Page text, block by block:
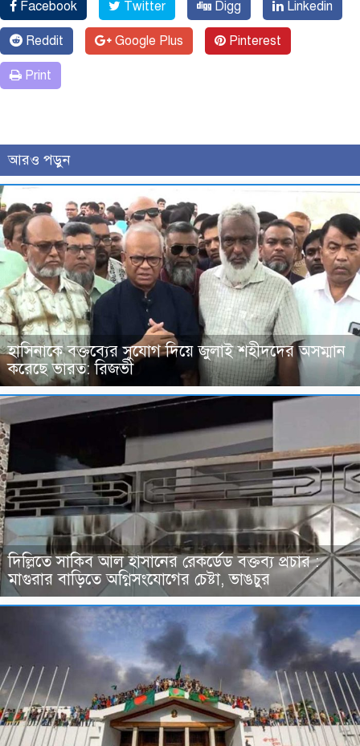
Facebook Twitter Digg Linkedin
Reddit Google Plus Pinterest
Print
আরও পড়ুন
হাসিনাকে বক্তব্যের সুযোগ দিয়ে জুলাই শহীদদের অসম্মান
করেছে ভারত: রিজভী
দিল্লিতে সাকিব আল হাসানের রেকর্ডেড বক্তব্য প্রচার :
মাগুরার বাড়িতে অগ্নিসংযোগের চেষ্টা, ভাঙচুর